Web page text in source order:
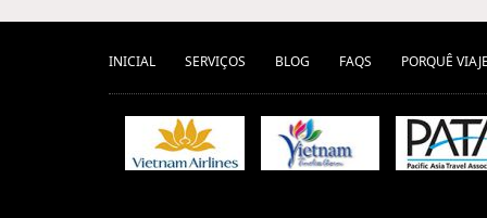
INICIAL SERVIÇOS BLOG FAQS PORQUÊ